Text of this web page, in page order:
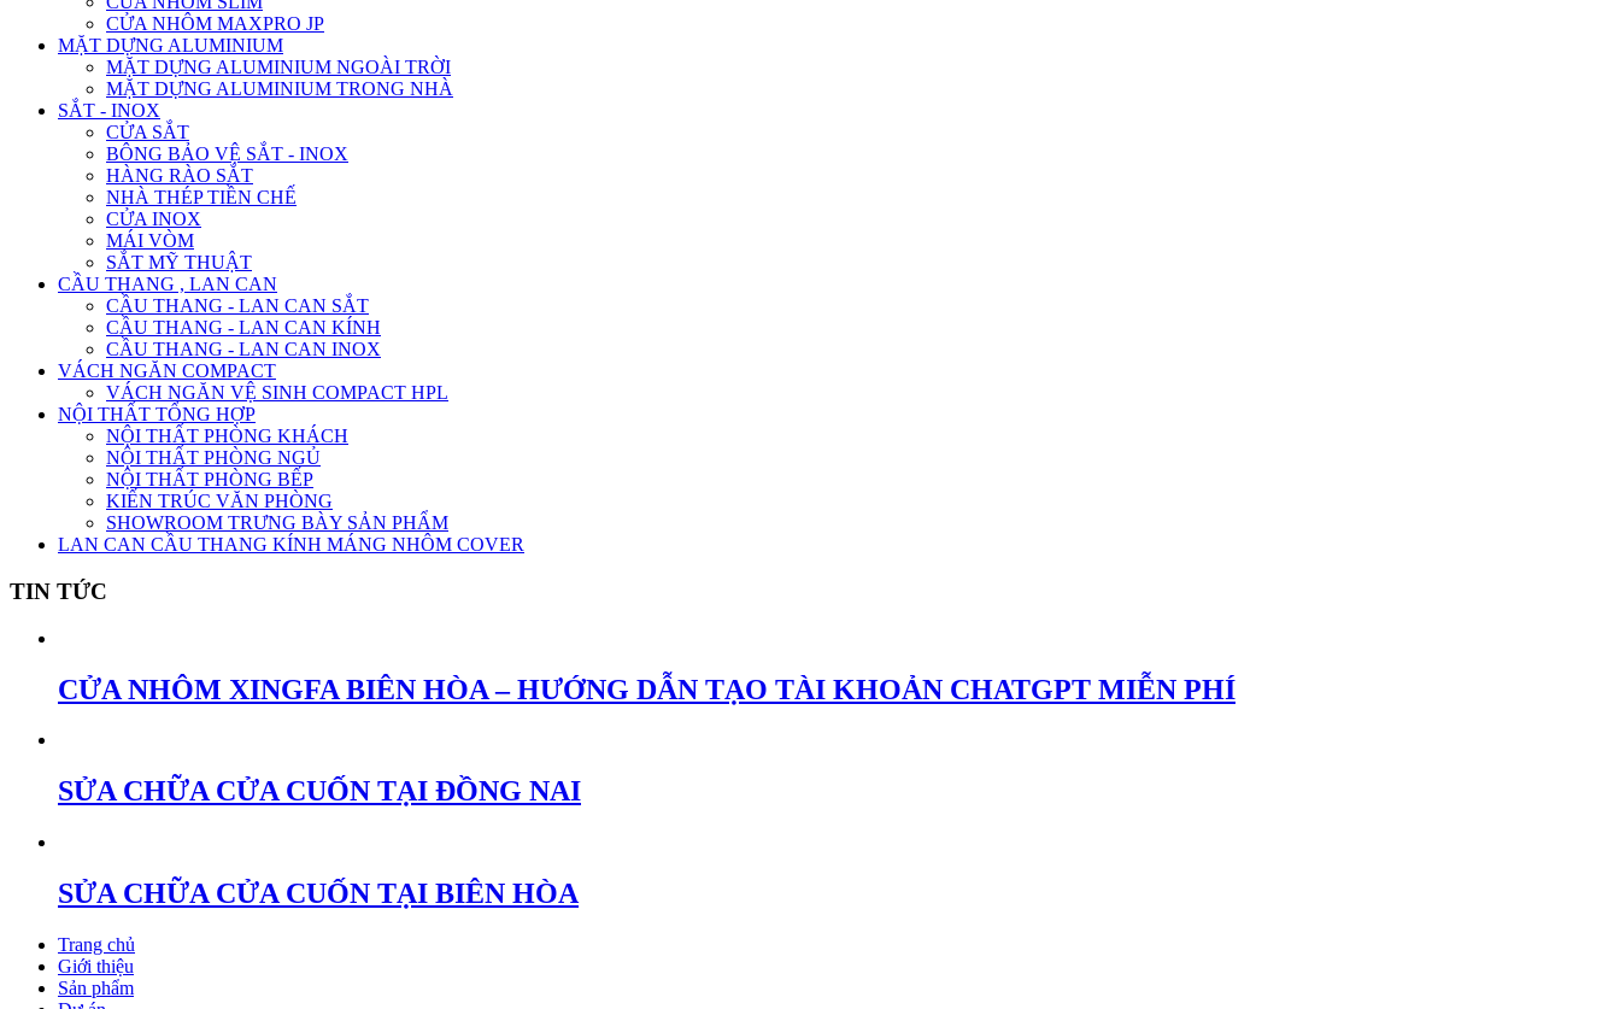
CỬA NHÔM MAXPRO JP
MẶT DỰNG ALUMINIUM
MẶT DỰNG ALUMINIUM NGOÀI TRỜI
MẶT DỰNG ALUMINIUM TRONG NHÀ
SẮT - INOX
CỬA SẮT
BÔNG BẢO VỆ SẮT - INOX
HÀNG RÀO SẮT
NHÀ THÉP TIỀN CHẾ
CỬA INOX
MÁI VÒM
SẮT MỸ THUẬT
CẦU THANG , LAN CAN
CẦU THANG - LAN CAN SẮT
CẦU THANG - LAN CAN KÍNH
CẦU THANG - LAN CAN INOX
VÁCH NGĂN COMPACT
VÁCH NGĂN VỆ SINH COMPACT HPL
NỘI THẤT TỔNG HỢP
NỘI THẤT PHÒNG KHÁCH
NỘI THẤT PHÒNG NGỦ
NỘI THẤT PHÒNG BẾP
KIẾN TRÚC VĂN PHÒNG
SHOWROOM TRƯNG BÀY SẢN PHẨM
LAN CAN CẦU THANG KÍNH MÁNG NHÔM COVER
TIN TỨC
CỬA NHÔM XINGFA BIÊN HÒA – HƯỚNG DẪN TẠO TÀI KHOẢN CHATGPT MIỄN PHÍ
SỬA CHỮA CỬA CUỐN TẠI ĐỒNG NAI
SỬA CHỮA CỬA CUỐN TẠI BIÊN HÒA
Trang chủ
Giới thiệu
Sản phẩm